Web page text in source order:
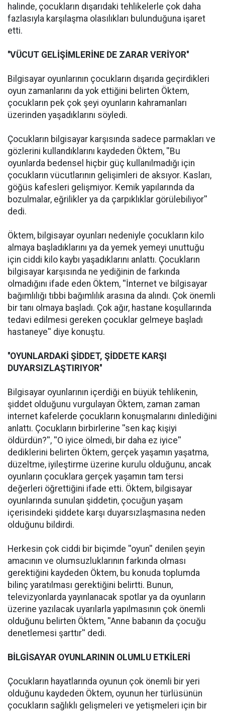
halinde, çocukların dışarıdaki tehlikelerle çok daha
fazlasıyla karşılaşma olasılıkları bulunduğuna işaret
etti.
''VÜCUT GELİŞİMLERİNE DE ZARAR VERİYOR''
Bilgisayar oyunlarının çocukların dışarıda geçirdikleri
oyun zamanlarını da yok ettiğini belirten Öktem,
çocukların pek çok şeyi oyunların kahramanları
üzerinden yaşadıklarını söyledi.
Çocukların bilgisayar karşısında sadece parmakları ve
gözlerini kullandıklarını kaydeden Öktem, ''Bu
oyunlarda bedensel hiçbir güç kullanılmadığı için
çocukların vücutlarının gelişimleri de aksıyor. Kasları,
göğüs kafesleri gelişmiyor. Kemik yapılarında da
bozulmalar, eğrilikler ya da çarpıklıklar görülebiliyor''
dedi.
Öktem, bilgisayar oyunları nedeniyle çocukların kilo
almaya başladıklarını ya da yemek yemeyi unuttuğu
için ciddi kilo kaybı yaşadıklarını anlattı. Çocukların
bilgisayar karşısında ne yediğinin de farkında
olmadığını ifade eden Öktem, ''İnternet ve bilgisayar
bağımlılığı tıbbi bağımlılık arasına da alındı. Çok önemli
bir tanı olmaya başladı. Çok ağır, hastane koşullarında
tedavi edilmesi gereken çocuklar gelmeye başladı
hastaneye'' diye konuştu.
''OYUNLARDAKİ ŞİDDET, ŞİDDETE KARŞI
DUYARSIZLAŞTIRIYOR''
Bilgisayar oyunlarının içerdiği en büyük tehlikenin,
şiddet olduğunu vurgulayan Öktem, zaman zaman
internet kafelerde çocukların konuşmalarını dinlediğini
anlattı. Çocukların birbirlerine ''sen kaç kişiyi
öldürdün?'', ''O iyice ölmedi, bir daha ez iyice''
dediklerini belirten Öktem, gerçek yaşamın yaşatma,
düzeltme, iyileştirme üzerine kurulu olduğunu, ancak
oyunların çocuklara gerçek yaşamın tam tersi
değerleri öğrettiğini ifade etti. Öktem, bilgisayar
oyunlarında sunulan şiddetin, çocuğun yaşam
içerisindeki şiddete karşı duyarsızlaşmasına neden
olduğunu bildirdi.
Herkesin çok ciddi bir biçimde ''oyun'' denilen şeyin
amacının ve olumsuzluklarının farkında olması
gerektiğini kaydeden Öktem, bu konuda toplumda
bilinç yaratılması gerektiğini belirtti. Bunun,
televizyonlarda yayınlanacak spotlar ya da oyunların
üzerine yazılacak uyarılarla yapılmasının çok önemli
olduğunu belirten Öktem, ''Anne babanın da çocuğu
denetlemesi şarttır'' dedi.
BİLGİSAYAR OYUNLARININ OLUMLU ETKİLERİ
Çocukların hayatlarında oyunun çok önemli bir yeri
olduğunu kaydeden Öktem, oyunun her türlüsünün
çocukların sağlıklı gelişmeleri ve yetişmeleri için bir